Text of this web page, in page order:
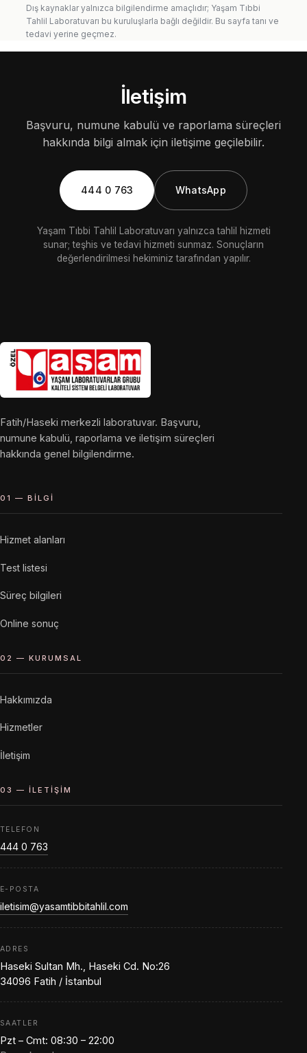
Dış kaynaklar yalnızca bilgilendirme amaçlıdır; Yaşam Tıbbi
Tahlil Laboratuvarı bu kuruluşlarla bağlı değildir. Bu sayfa tanı ve
tedavi yerine geçmez.
İletişim
Başvuru, numune kabulü ve raporlama süreçleri
hakkında bilgi almak için iletişime geçilebilir.
444 0 763 WhatsApp
Yaşam Tıbbi Tahlil Laboratuvarı yalnızca tahlil hizmeti
sunar; teşhis ve tedavi hizmeti sunmaz. Sonuçların
değerlendirilmesi hekiminiz tarafından yapılır.
Fatih/Haseki merkezli laboratuvar. Başvuru,
numune kabulü, raporlama ve iletişim süreçleri
hakkında genel bilgilendirme.
01 — BILGI
Hizmet alanları
Test listesi
Süreç bilgileri
Online sonuç
02 — KURUMSAL
Hakkımızda
Hizmetler
İletişim
03 — İLETIŞIM
TELEFON
444 0 763
E-POSTA
iletisim@yasamtibbitahlil.com
ADRES
Haseki Sultan Mh., Haseki Cd. No:26
34096 Fatih / İstanbul
SAATLER
Pzt – Cmt: 08:30 – 22:00